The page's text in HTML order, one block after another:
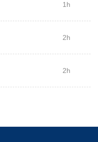
1h
2h
2h